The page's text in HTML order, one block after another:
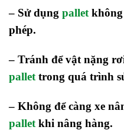
– Sử dụng pallet
phép.
– Tránh để vật nặng
pallet trong quá trình
– Không để càng xe
pallet khi nâng hàng.